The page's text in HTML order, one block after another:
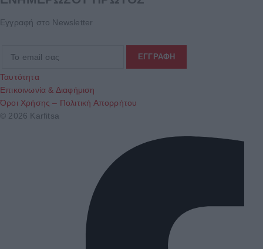
Εγγραφή στο Newsletter
Ταυτότητα
Επικοινωνία & Διαφήμιση
Όροι Χρήσης – Πολιτική Απορρήτου
© 2026 Karfitsa